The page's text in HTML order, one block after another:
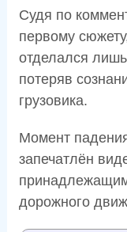
Судя по
первому
отделался
потеряв
грузовика.
Момент
запечатлён
дорожного